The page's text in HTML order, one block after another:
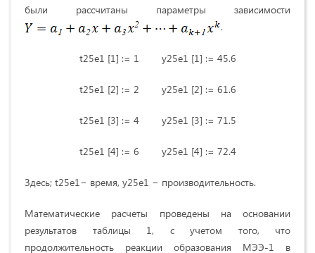
были рассчитаны параметры зависимости
.
t25e1 [1] := 1 y25e1 [1] := 45.6
t25e1 [2] := 2 y25e1 [2] := 61.6
t25e1 [3] := 4 y25e1 [3] := 71.5
t25e1 [4] := 6 y25e1 [4] := 72.4
Здесь; t25e1− время, y25e1 − производительность.
Математические расчеты проведены на основании
результатов таблицы 1, с учетом того, что
продолжительность реакции образования МЭЭ-1 в